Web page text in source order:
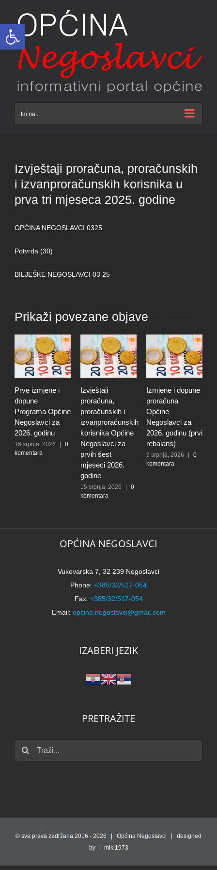
Open toolbar
content
Idi na...
Izvještaji proračuna, proračunskih
i izvanproračunskih korisnika u
prva tri mjeseca 2025. godine
OPĆINA NEGOSLAVCI 0325
Potvrda (30)
BILJEŠKE NEGOSLAVCI 03 25
Prikaži povezane objave
Prve izmjene i
dopune
Programa Općine
Negoslavci za
2026. godinu
16 srpnja, 2026
0
komentara
Izvještaji
proračuna,
proračunskih i
izvanproračunskih
korisnika Općine
Negoslavci za
prvih šest
mjeseci 2026.
godine
15 srpnja, 2026
0
komentara
Izmjene i dopune
proračuna
Općine
Negoslavci za
2026. godinu (prvi
rebalans)
9 srpnja, 2026
0
komentara
OPĆINA NEGOSLAVCI
Vukovarska 7, 32 239 Negoslavci
Phone: +385/32/517-054
Fax: +385/32/517-054
Email: opcina.negoslavci@gmail.com
IZABERI JEZIK
PRETRAŽITE
Traži...
© sva prava zadržana 2016 - 2026 | Općina Negoslavci | designed
by | miki1973